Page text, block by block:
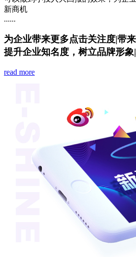
新商机
......
为企业带来更多点击关注度|带
提升企业知名度，树立品牌形象|
read more